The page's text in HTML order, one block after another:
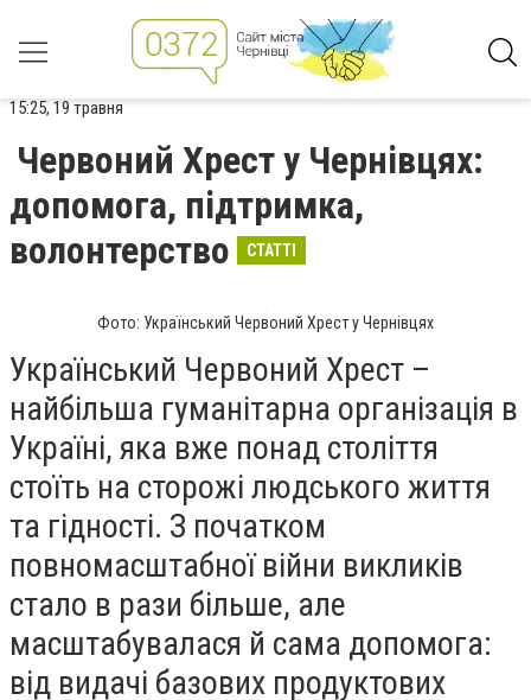
15:25, 19 травня
Червоний Хрест у Чернівцях:
допомога, підтримка,
волонтерство
СТАТТІ
Фото: Український Червоний Хрест у Чернівцях
Український Червоний Хрест –
найбільша гуманітарна організація в
Україні, яка вже понад століття
стоїть на сторожі людського життя
та гідності. З початком
повномасштабної війни викликів
стало в рази більше, але
масштабувалася й сама допомога:
від видачі базових продуктових